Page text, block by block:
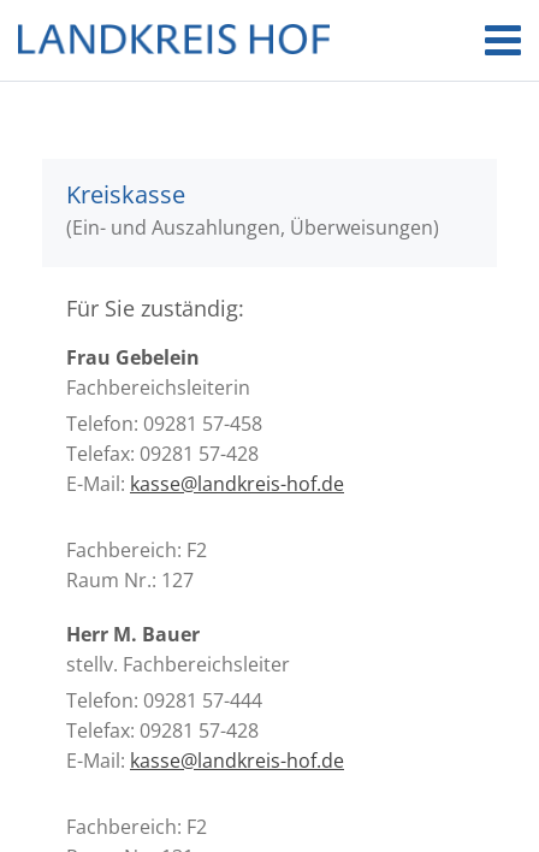
Kreiskasse
(Ein- und Auszahlungen, Überweisungen)
Für Sie zuständig:
Frau Gebelein
Fachbereichsleiterin
Telefon: 09281 57-458
Telefax: 09281 57-428
E-Mail: kasse@landkreis-hof.de
Fachbereich: F2
Raum Nr.: 127
Herr M. Bauer
stellv. Fachbereichsleiter
Telefon: 09281 57-444
Telefax: 09281 57-428
E-Mail: kasse@landkreis-hof.de
Fachbereich: F2